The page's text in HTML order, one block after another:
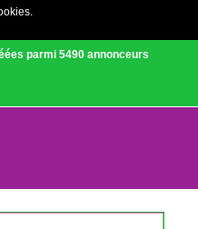
Créer un compte
parmi 5490 annonceurs